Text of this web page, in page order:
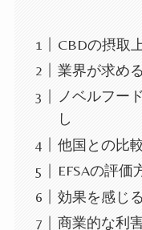
CBDの摂取
業界が求め
ノベルフー
し
他国との比
EFSAの評
効果を感じ
商業的な利